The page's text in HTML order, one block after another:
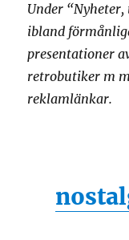
Under
ibland
presentationer
retrobutiker m
reklamlänkar.